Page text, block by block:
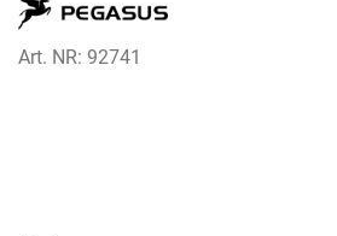
Art. NR: 92741